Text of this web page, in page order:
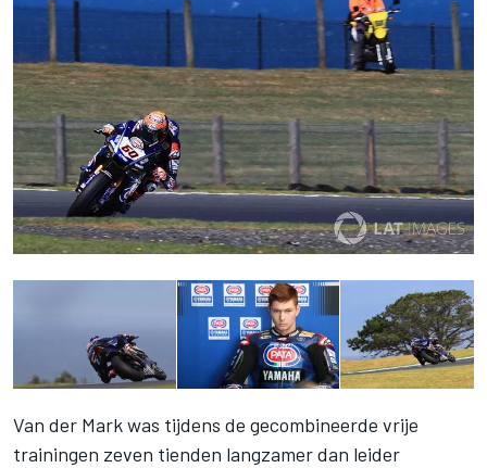
Van der Mark was tijdens de gecombineerde vrije
trainingen zeven tienden langzamer dan leider